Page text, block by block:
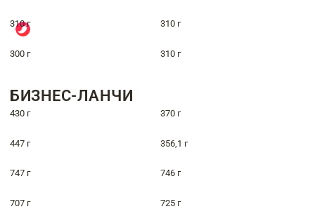
310 г 310 г
300 г 310 г
БИЗНЕС-ЛАНЧИ
430 г 370 г
447 г 356,1 г
747 г 746 г
707 г 725 г